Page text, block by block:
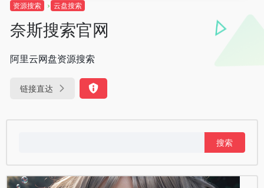
资源搜索 云盘搜索
奈斯搜索官网
阿里云网盘资源搜索
链接直达